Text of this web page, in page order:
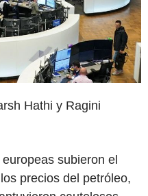
Hathi y Ragini
subieron el
precios del petróleo,